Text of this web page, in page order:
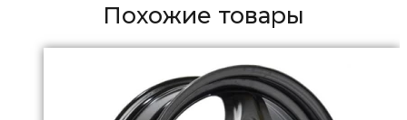
Похожие товары